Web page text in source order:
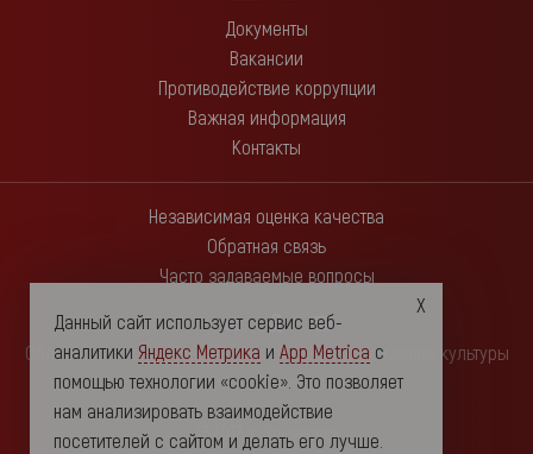
Документы
Вакансии
Противодействие коррупции
Важная информация
Контакты
Независимая оценка качества
Обратная связь
Часто задаваемые вопросы
Областное государственное автономное учреждение культуры
"Ленинский мемориал"
432017, г. Ульяновск
Данный сайт использует сервис веб-
аналитики Яндекс Метрика и App Metrica с
помощью технологии «cookie». Это позволяет
нам анализировать взаимодействие
посетителей с сайтом и делать его лучше.